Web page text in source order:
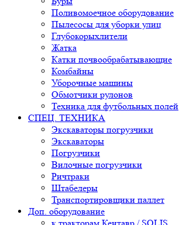
Поливомоечное оборудование
Пылесосы для уборки улиц
Глубокорыхлители
Жатка
Катки почвообрабатывающие
Комбайны
Уборочные машины
Обмотчики рулонов
Техника для футбольных полей
СПЕЦ. ТЕХНИКА
Экскаваторы погрузчики
Экскаваторы
Погрузчики
Вилочные погрузчики
Ричтраки
Штабелеры
Транспортировщики паллет
Доп. оборудование